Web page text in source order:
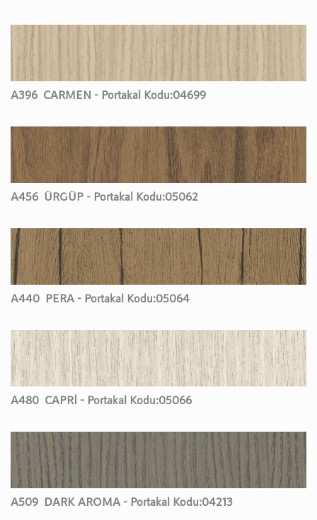
A396 CARMEN - Portakal Kodu:04699
A456 ÜRGÜP - Portakal Kodu:05062
A440 PERA - Portakal Kodu:05064
A480 CAPRİ - Portakal Kodu:05066
A509 DARK AROMA - Portakal Kodu:04213